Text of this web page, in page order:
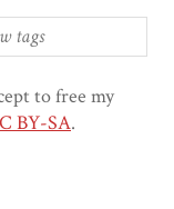
to free my
BY-SA.